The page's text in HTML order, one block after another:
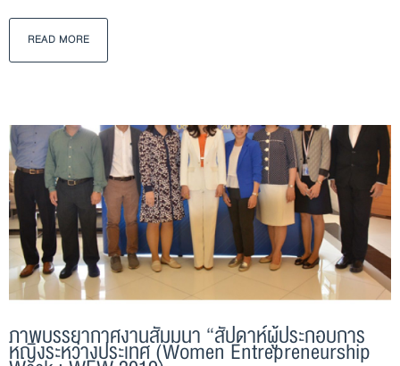
READ MORE
ภาพบรรยากาศงานสัมมนา “สัปดาห์ผู้ประกอบการ
หญิงระหว่างประเทศ (Women Entrepreneurship